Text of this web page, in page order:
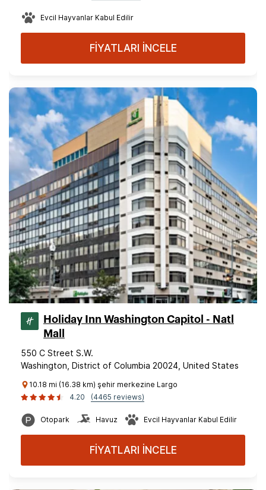
Evcil Hayvanlar Kabul Edilir
FİYATLARI İNCELE
Holiday Inn Washington Capitol - Natl
Mall
550 C Street S.W.
Washington, District of Columbia 20024, United States
10.18 mi (16.38 km) şehir merkezine Largo
4.20
(4465 reviews)
Otopark Havuz Evcil Hayvanlar Kabul Edilir
FİYATLARI İNCELE